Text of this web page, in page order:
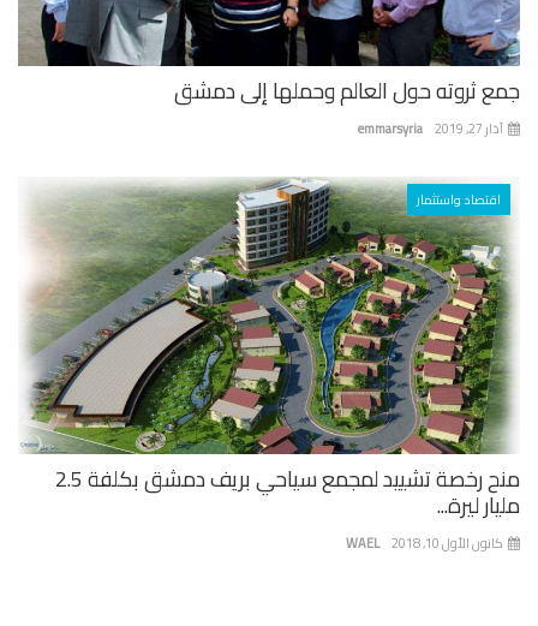
ثروته حول العالم وحملها إلى دمشق
emmarsyria 27, 2019
اقتصاد واستثمار
منح رخصة تشييد لمجمع سياحي بريف دمشق بكلفة 2.5
ليرة...
WAEL الأول 10, 2018